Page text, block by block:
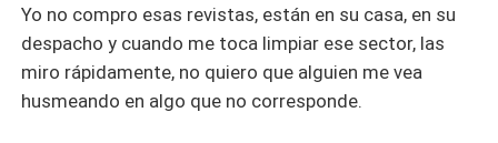
Yo no compro esas revistas, están en su casa, en su
despacho y cuando me toca limpiar ese sector, las
miro rápidamente, no quiero que alguien me vea
husmeando en algo que no corresponde.